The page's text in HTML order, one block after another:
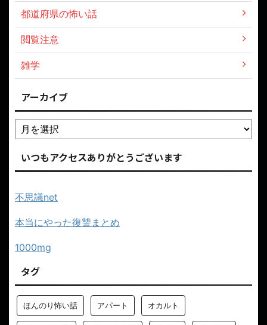
都道府県の怖い話
閲覧注意
雑学
アーカイブ
いつもアクセスありがとうございます
不思議net
本当にやった復讐まとめ
1000mg
タグ
ほんのり怖い話 アパート オカルト